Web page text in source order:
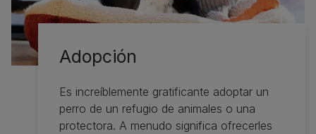
Adopción
Es increíblemente gratificante adoptar un
perro de un refugio de animales o una
protectora. A menudo significa ofrecerles